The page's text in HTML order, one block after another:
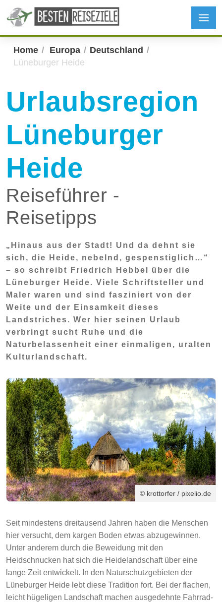
Home Europa
Deutschland
Lüneburger Heide
Urlaubsregion
Lüneburger
Heide
Reiseführer -
Reisetipps
„Hinaus aus der Stadt! Und da dehnt sie
sich, die Heide, nebelnd, gespenstiglich…“
– so schreibt Friedrich Hebbel über die
Lüneburger Heide. Viele Schriftsteller und
Maler waren und sind fasziniert von der
Weite und der Einsamkeit dieses
Landstriches. Wer hier seinen Urlaub
verbringt sucht Ruhe und die
Naturbelassenheit einer einmaligen, uralten
Kulturlandschaft.
© krottorfer / pixelio.de
Seit mindestens dreitausend Jahren haben die Menschen
hier versucht, dem kargen Boden etwas abzugewinnen.
Unter anderem durch die Beweidung mit den
Heidschnucken hat sich die Heidelandschaft über eine
lange Zeit entwickelt. In den Naturschutzgebieten der
Lüneburger Heide lebt diese Tradition fort. Bei der flachen,
leicht hügeligen Landschaft machen ausgedehnte Fahrrad-